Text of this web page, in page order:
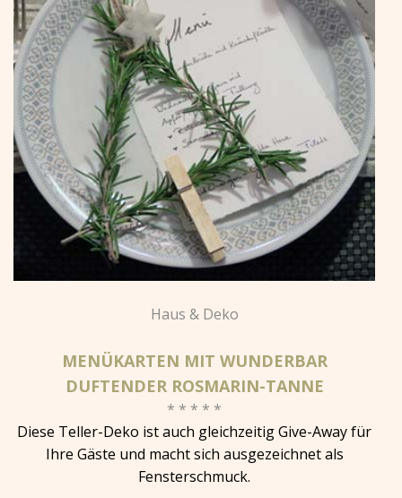
Haus & Deko
MENÜKARTEN MIT WUNDERBAR
DUFTENDER ROSMARIN-TANNE
* * * * *
Diese Teller-Deko ist auch gleichzeitig Give-Away für
Ihre Gäste und macht sich ausgezeichnet als
Fensterschmuck.